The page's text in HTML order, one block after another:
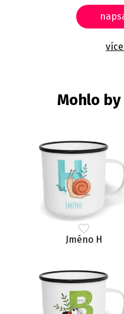
Mohlo
Jméno H